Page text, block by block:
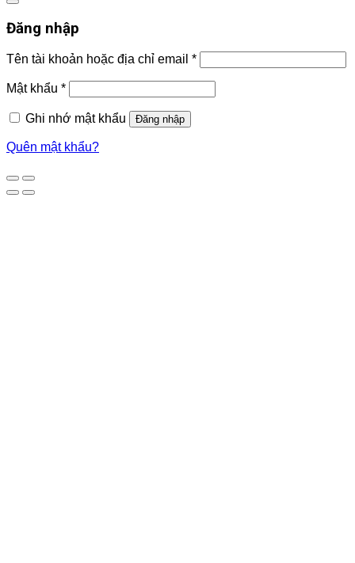
Đăng nhập
Tên tài khoản hoặc địa chỉ email *
Mật khẩu *
Ghi nhớ mật khẩu Đăng nhập
Quên mật khẩu?